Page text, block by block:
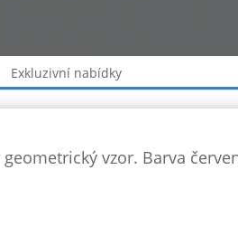
Exkluzivní nabídky
vzor. Barva